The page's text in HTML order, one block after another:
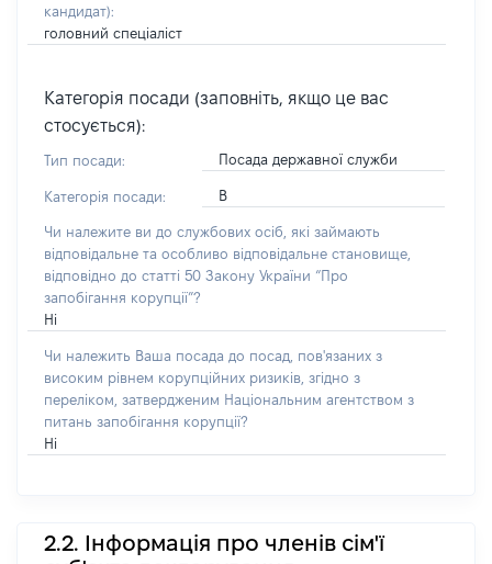
кандидат):
головний спеціаліст
Категорія посади (заповніть, якщо це вас
стосується):
Тип посади: Посада державної служби
Категорія посади: В
Чи належите ви до службових осіб, які займають
відповідальне та особливо відповідальне становище,
відповідно до статті 50 Закону України “Про
запобігання корупції”?
Ні
Чи належить Ваша посада до посад, пов'язаних з
високим рівнем корупційних ризиків, згідно з
переліком, затвердженим Національним агентством з
питань запобігання корупції?
Ні
2.2. Інформація про членів сім'ї